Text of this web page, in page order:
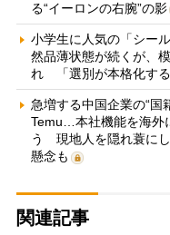
る“イーロンの右腕”の影
小学生に人気の「シー
然品薄状態が続くが、
れ 「選別が本格化する
急増する中国企業の“国
Temu…本社機能を海外
う 現地人を隠れ蓑に
懸念も
関連記事